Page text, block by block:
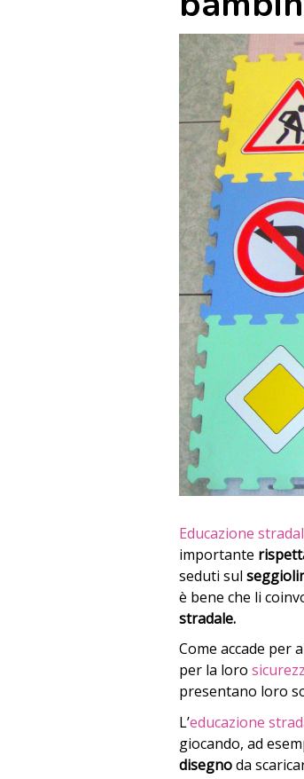
Educazione
importante
seduti sul
è bene che li
stradale.
Come accade per
per la loro
presentano loro
L’educazione
giocando, ad
disegnoda